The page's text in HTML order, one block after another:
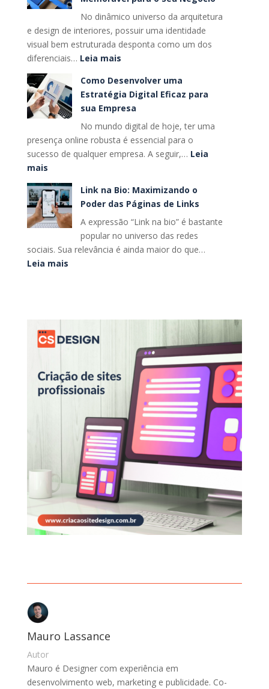
melhor
hospedagem
para
seu
primeiro
Guia
completo
No dinâmico universo da arquitetura
e design de interiores, possuir uma identidade
visual bem estruturada desponta como um dos
diferenciais… Leia mais:
Estratégias
para
Forjar
uma
Identidade
Visual
o
Seu
Negócio
Como Desenvolver uma
Estratégia Digital Eficaz para
sua Empresa
No mundo digital de hoje, ter uma
presença online robusta é essencial para o
sucesso de qualquer empresa. A seguir,… Leia
mais:
Como
Desenvolver
uma
Estratégia
Eficaz
para
Link na Bio: Maximizando o
Poder das Páginas de Links
A expressão “Link na bio” é bastante
popular no universo das redes
sociais. Sua relevância é ainda maior do que…
Leia mais:
Maximizando
Poder
Páginas
de
Mauro Lassance
Autor
Mauro é Designer com experiência em
desenvolvimento web, marketing e publicidade. Co-